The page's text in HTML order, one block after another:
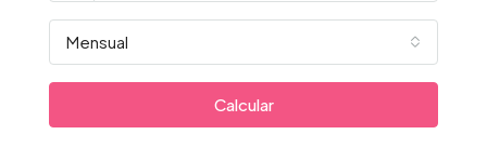
Mensual
Calcular